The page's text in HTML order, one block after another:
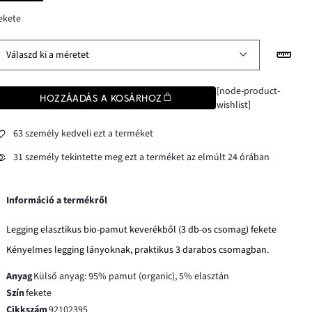
Válaszd ki a méretet
HOZZÁADÁS A KOSÁRHOZ
[node-product-
wishlist]
63 személy kedveli ezt a terméket
31 személy tekintette meg ezt a terméket az elmúlt 24 órában
Információ a termékről
Legging elasztikus bio-pamut keverékből (3 db-os csomag) fekete
Kényelmes legging lányoknak, praktikus 3 darabos csomagban.
AnyagKülső anyag: 95% pamut (organic), 5% elasztán
Színfekete